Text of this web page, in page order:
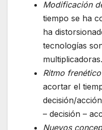
Modificación
tiempo se ha
ha
tecnologías
multiplicadoras.
Ritmo
acortar el
decisión/
– decisión –
Nuevos